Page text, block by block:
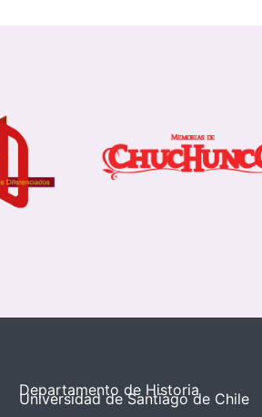
Departamento de Historia
Universidad de Santiago de Chile